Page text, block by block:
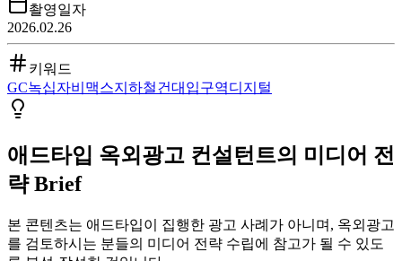
촬영일자
2026.02.26
키워드
GC녹십자비맥스지하철건대입구역디지털
애드타입 옥외광고 컨설턴트의 미디어 전
략 Brief
본 콘텐츠는 애드타입이 집행한 광고 사례가 아니며, 옥외광고
를 검토하시는 분들의 미디어 전략 수립에 참고가 될 수 있도